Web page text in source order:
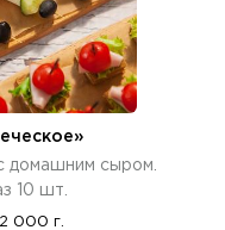
домашним сыром.
10 шт.
2 000 г.